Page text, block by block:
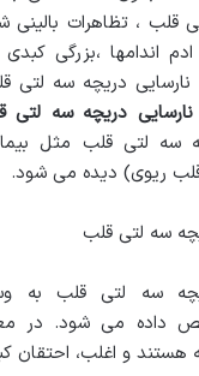
قلب ، تظاهرات بالینى
اندامها ،بزرگی
نارسایی دریچه سه
نارسایی دریچه سه لتی
سه لتی قلب مثل
(قلب ریوی) دیده می شود.
سه لتی قلب
سه لتی قلب به
داده می شود. در
و اغلب، احتقان